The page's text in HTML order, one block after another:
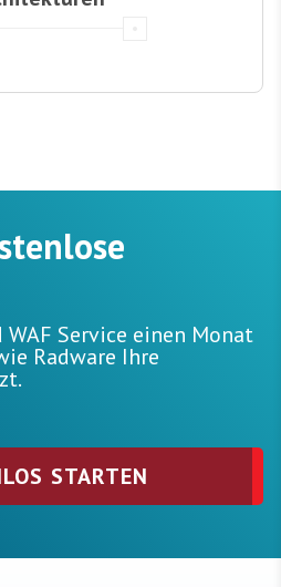
WAF Service einen Monat
Radware Ihre
STARTEN